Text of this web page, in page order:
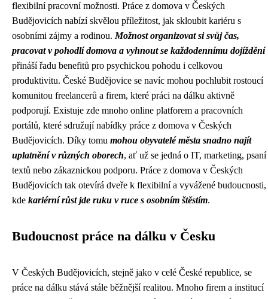
flexibilní pracovní možnosti. Práce z domova v Českých
Budějovicích nabízí skvělou příležitost, jak skloubit kariéru s
osobními zájmy a rodinou. Možnost organizovat si svůj čas,
pracovat v pohodlí domova a vyhnout se každodennímu dojíždění
přináší řadu benefitů pro psychickou pohodu i celkovou
produktivitu. České Budějovice se navíc mohou pochlubit rostoucí
komunitou freelancerů a firem, které práci na dálku aktivně
podporují. Existuje zde mnoho online platforem a pracovních
portálů, které sdružují nabídky práce z domova v Českých
Budějovicích. Díky tomu mohou obyvatelé města snadno najít
uplatnění v různých oborech, ať už se jedná o IT, marketing, psaní
textů nebo zákaznickou podporu. Práce z domova v Českých
Budějovicích tak otevírá dveře k flexibilní a vyvážené budoucnosti,
kde kariérní růst jde ruku v ruce s osobním štěstím.
Budoucnost práce na dálku v Česku
V Českých Budějovicích, stejně jako v celé České republice, se
práce na dálku stává stále běžnější realitou. Mnoho firem a institucí